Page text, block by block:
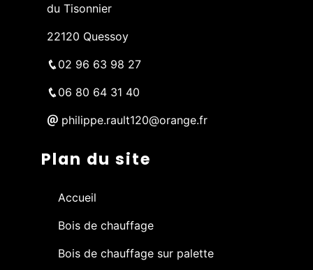
du Tisonnier
22120 Quessoy
02 96 63 98 27
06 80 64 31 40
philippe.rault120@orange.fr
Plan du site
Accueil
Bois de chauffage
Bois de chauffage sur palette